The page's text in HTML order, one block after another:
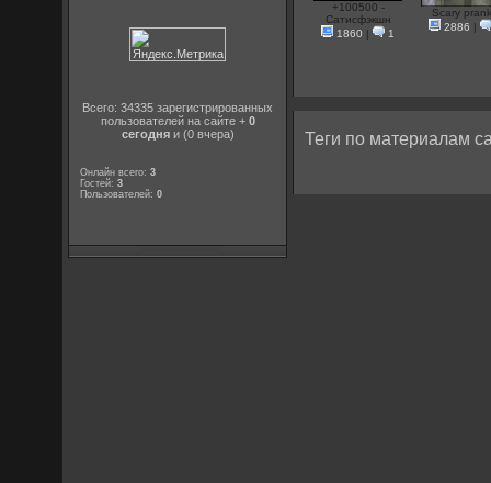
Всего: 34335 зарегистрированных
пользователей на сайте + 0
сегодняи (0 вчера)
Онлайн всего:3
Гостей:3
Пользователей:0
+100500 -
Сатисфэкшн
1860 | 1
Scary
2886 |
Теги по материалам